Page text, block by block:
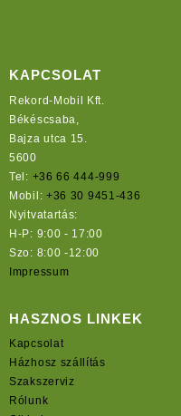
KAPCSOLAT
Rekord-Mobil Kft.
Békéscsaba,
Bajza utca 15.
5600
Tel: +36 66 444-999
Mobil: +36 30 9451-436
Nyitvatartás:
H-P: 9:00 - 17:00
Szo: 8:00 -12:00
Impressum
HASZNOS LINKEK
Kapcsolat
Házhosz szállítás
Szakszerviz
Rólunk